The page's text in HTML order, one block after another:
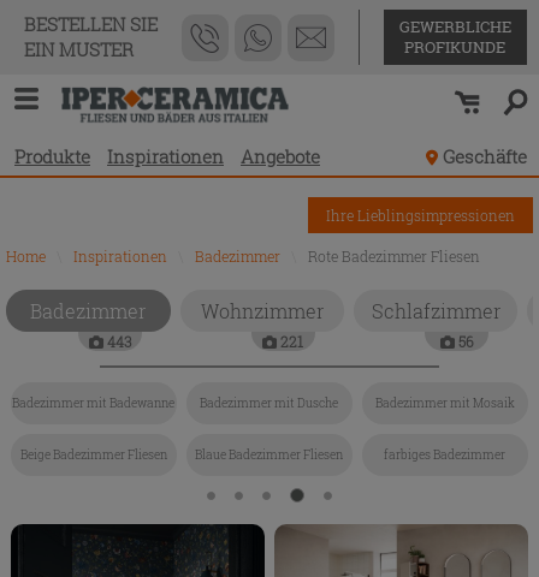
BESTELLEN SIE
EIN MUSTER
GEWERBLICHE
PROFIKUNDE
Produkte Inspirationen Angebote Geschäfte
Home Inspirationen Badezimmer Rote Badezimmer Fliesen
Ihre Lieblingsimpressionen
Badezimmer
443
Wohnzimmer
221
Schlafzimmer
56
Badezimmer mit Badewanne Badezimmer mit Dusche Badezimmer mit Mosaik
Beige Badezimmer Fliesen Blaue Badezimmer Fliesen farbiges Badezimmer